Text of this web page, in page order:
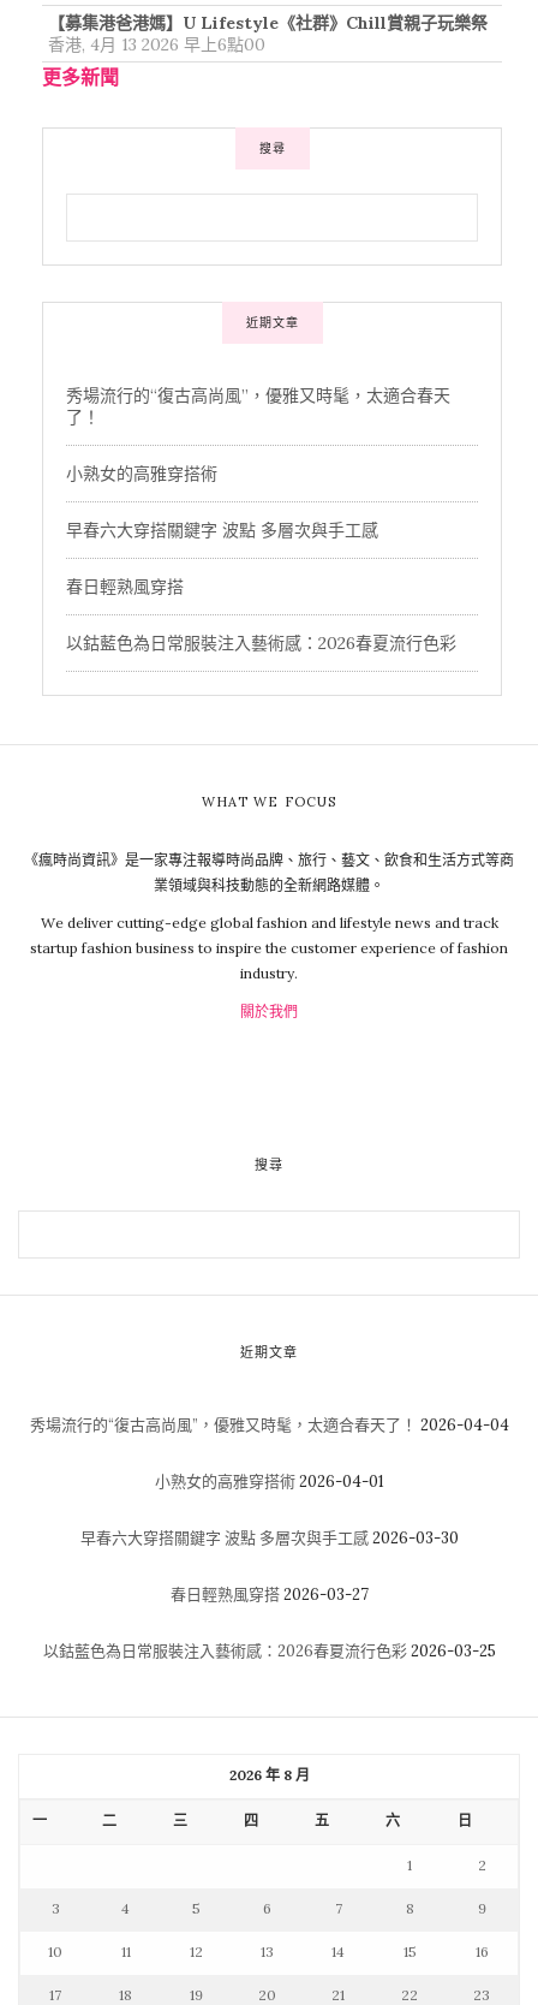
【募集港爸港媽】U Lifestyle《社群》Chill賞親子玩樂祭
香港, 4月 13 2026 早上6點00
更多新聞
搜尋
近期文章
秀場流行的“復古高尚風”，優雅又時髦，太適合春天
了！
小熟女的高雅穿搭術
早春六大穿搭關鍵字 波點 多層次與手工感
春日輕熟風穿搭
以鈷藍色為日常服裝注入藝術感：2026春夏流行色彩
WHAT WE FOCUS
《瘋時尚資訊》是一家專注報導時尚品牌、旅行、藝文、飲食和生活方式等商
業領域與科技動態的全新網路媒體。
We deliver cutting-edge global fashion and lifestyle news and track
startup fashion business to inspire the customer experience of fashion
industry.
關於我們
搜尋
近期文章
秀場流行的“復古高尚風”，優雅又時髦，太適合春天了！ 2026-04-04
小熟女的高雅穿搭術 2026-04-01
早春六大穿搭關鍵字 波點 多層次與手工感 2026-03-30
春日輕熟風穿搭 2026-03-27
以鈷藍色為日常服裝注入藝術感：2026春夏流行色彩 2026-03-25
2026 年 8 月
一 二 三 四 五 六 日
1 2
3 4 5 6 7 8 9
10 11 12 13 14 15 16
17 18 19 20 21 22 23